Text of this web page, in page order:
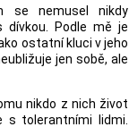
se nemusel nikdy
Podle mě je
ostatní kluci v jeho
jen sobě, ale
nikdo z nich život
tolerantními lidmi.